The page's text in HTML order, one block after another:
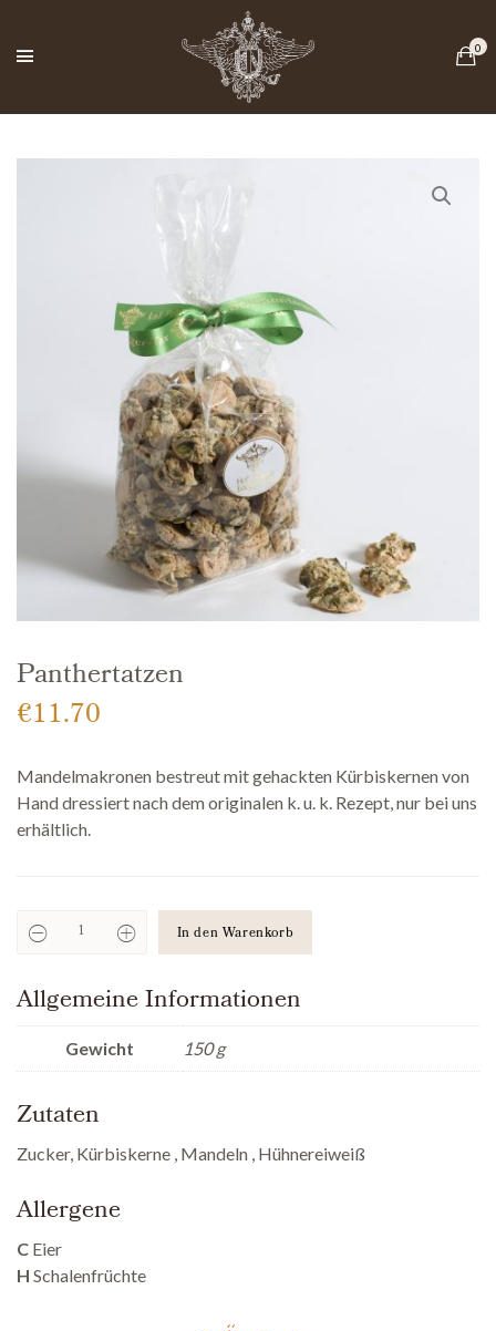
Panthertatzen
€11.70
Mandelmakronen bestreut mit gehackten Kürbiskernen von
Hand dressiert nach dem originalen k. u. k. Rezept, nur bei uns
erhältlich.
Panthertatzen In den Warenkorb
Allgemeine Informationen
Gewicht 150 g
Zutaten
Zucker, Kürbiskerne , Mandeln , Hühnereiweiß
Allergene
C Eier
H Schalenfrüchte